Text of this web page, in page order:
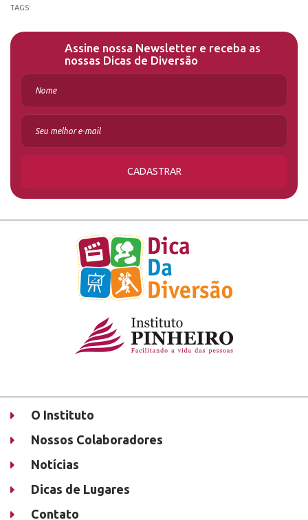
TAGS:
Assine nossa Newsletter e receba as
nossas Dicas de Diversão
CADASTRAR
O Instituto
Nossos Colaboradores
Notícias
Dicas de Lugares
Contato